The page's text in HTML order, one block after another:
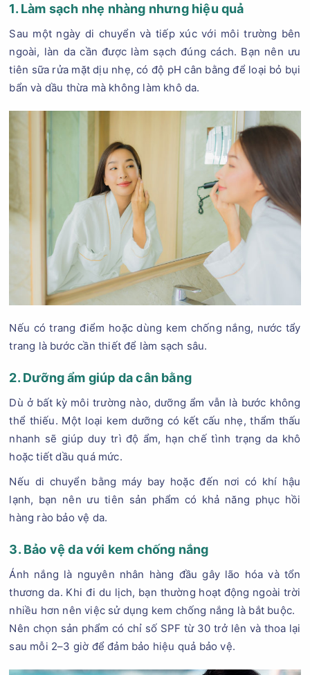
1. Làm sạch nhẹ nhàng nhưng hiệu quả
Sau một ngày di chuyển và tiếp xúc với môi trường bên
ngoài, làn da cần được làm sạch đúng cách. Bạn nên ưu
tiên sữa rửa mặt dịu nhẹ, có độ pH cân bằng để loại bỏ bụi
bẩn và dầu thừa mà không làm khô da.
Nếu có trang điểm hoặc dùng kem chống nắng, nước tẩy
trang là bước cần thiết để làm sạch sâu.
2. Dưỡng ẩm giúp da cân bằng
Dù ở bất kỳ môi trường nào, dưỡng ẩm vẫn là bước không
thể thiếu. Một loại kem dưỡng có kết cấu nhẹ, thẩm thấu
nhanh sẽ giúp duy trì độ ẩm, hạn chế tình trạng da khô
hoặc tiết dầu quá mức.
Nếu di chuyển bằng máy bay hoặc đến nơi có khí hậu
lạnh, bạn nên ưu tiên sản phẩm có khả năng phục hồi
hàng rào bảo vệ da.
3. Bảo vệ da với kem chống nắng
Ánh nắng là nguyên nhân hàng đầu gây lão hóa và tổn
thương da. Khi đi du lịch, bạn thường hoạt động ngoài trời
nhiều hơn nên việc sử dụng kem chống nắng là bắt buộc.
Nên chọn sản phẩm có chỉ số SPF từ 30 trở lên và thoa lại
sau mỗi 2–3 giờ để đảm bảo hiệu quả bảo vệ.